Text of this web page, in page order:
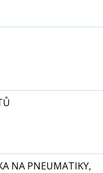
NA PNEUMATIKY,